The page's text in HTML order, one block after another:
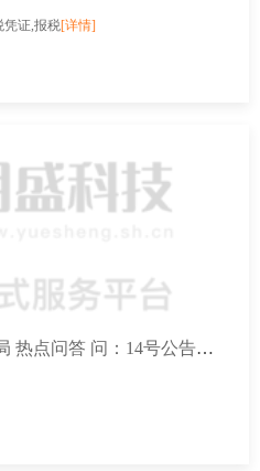
凭证,报税[详情]
国家税务总局甘肃省税务局 热点问答 问：14号公告规定的制造业等行业企业有哪些？